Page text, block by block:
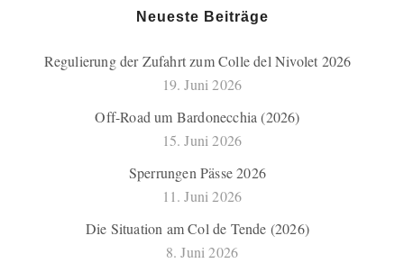
Neueste Beiträge
Regulierung der Zufahrt zum Colle del Nivolet 2026
19. Juni 2026
Off-Road um Bardonecchia (2026)
15. Juni 2026
Sperrungen Pässe 2026
11. Juni 2026
Die Situation am Col de Tende (2026)
8. Juni 2026